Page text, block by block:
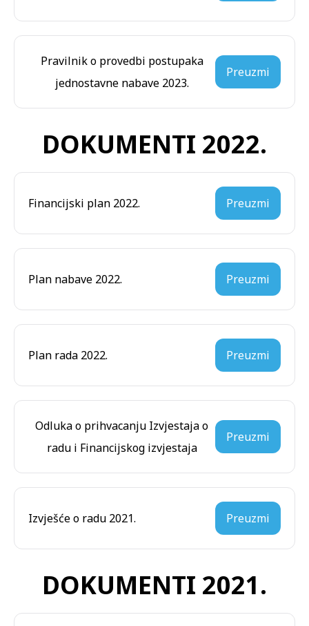
Pravilnik o provedbi postupaka
jednostavne nabave 2023.
Preuzmi
DOKUMENTI 2022.
Financijski plan 2022. Preuzmi
Plan nabave 2022. Preuzmi
Plan rada 2022. Preuzmi
Odluka o prihvacanju Izvjestaja o
radu i Financijskog izvjestaja
Preuzmi
Izvješće o radu 2021. Preuzmi
DOKUMENTI 2021.